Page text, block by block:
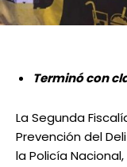
Terminó con
La Segunda
Prevención del
la Policía